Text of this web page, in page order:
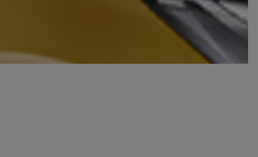
dla rozwoju biznesu i regionu, a poprzez swoją pracę
w Szczecinie, Pan Dariusz Więcaszek. W czasie